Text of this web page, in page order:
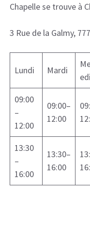
Chapelle se trouve à
3 Rue de la Galmy,
Lundi Mardi
edi
09:00
–
12:00
09:00–
12:00
13:30
–
16:00
13:30–
16:00